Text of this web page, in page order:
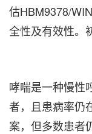
估HBM9378/
全性及有效性。
哮喘是一种慢性
者，且患病率仍
案，但多数患者